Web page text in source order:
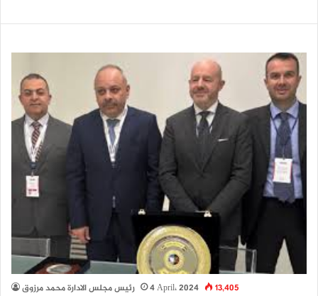
رئيس مجلس الادارة محمد مرزوق 4 April، 2024 13,405